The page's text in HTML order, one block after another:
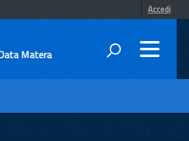
Accedi
Matera